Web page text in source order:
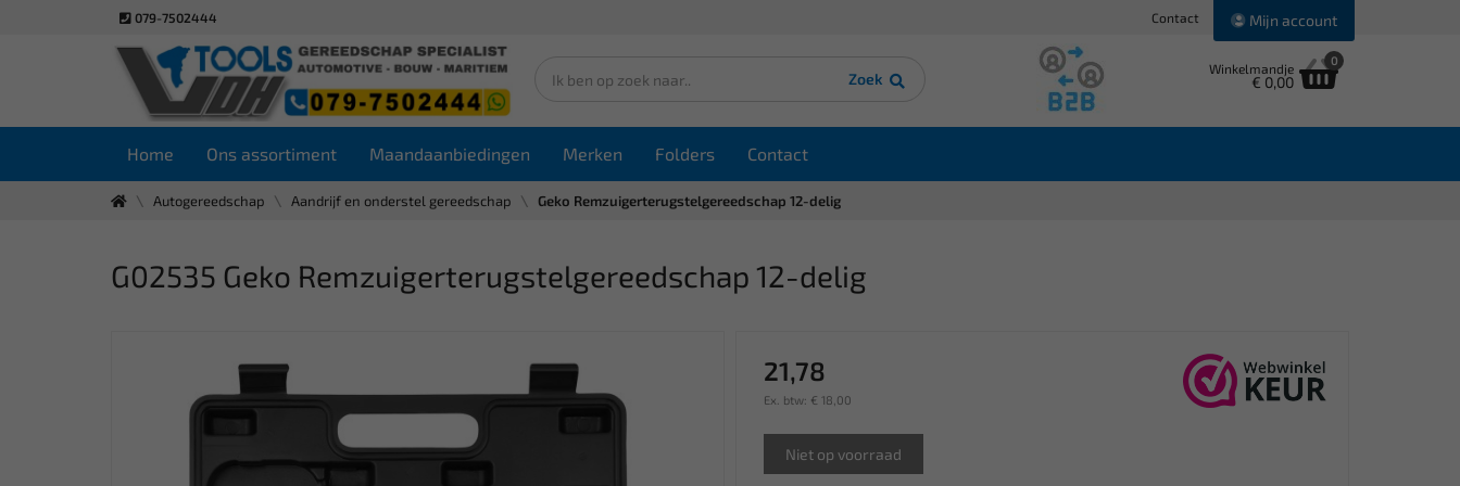
079-7502444 Contact Mijn account
Zoek
Winkelmandje
€ 0,00
0
Home Ons assortiment Maandaanbiedingen Merken Folders Contact
Autogereedschap Aandrijf en onderstel gereedschap Geko Remzuigerterugstelgereedschap 12-delig
G02535 Geko Remzuigerterugstelgereedschap 12-delig
21,78
Ex. btw: € 18,00
Niet op voorraad